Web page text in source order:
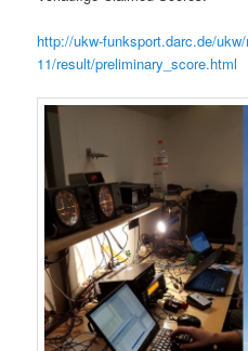
http://ukw-funksport.darc.de/
11/result/preliminary_score.html